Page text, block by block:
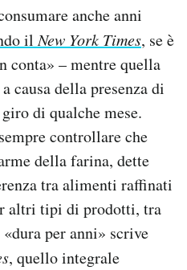
anche anni
ilNew York Times, se è
conta» – mentre quella
causa della presenza di
di qualche mese.
controllare che
della farina, dette
tra alimenti raffinati
altri tipi di prodotti, tra
per anni» scrive
, quello integrale